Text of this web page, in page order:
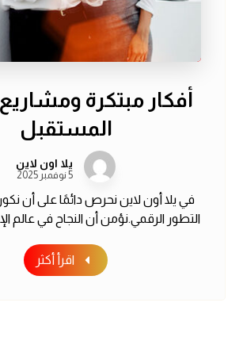
أفكار مبتكرة
المستقبل
يلا اون لاين
5 نوفمبر 2025
في يلا أون لاين نحرص دائمًا على أن
التطور الرقمي.نؤمن أن النجاح في عالم
اقرأ أكثر